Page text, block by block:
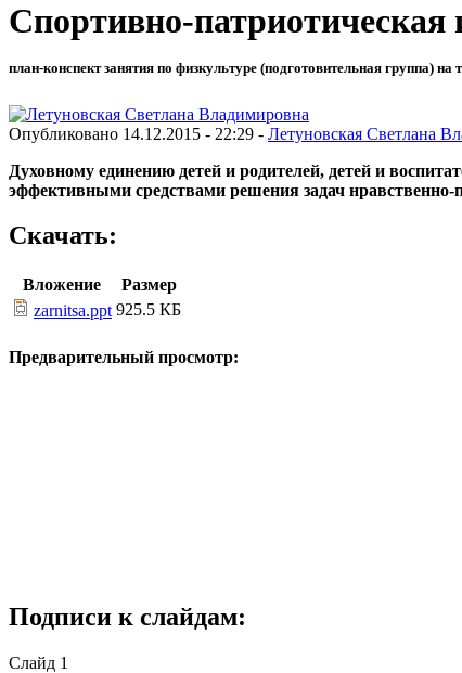
Спортивно-
план-конспект занятия по физкультуре (подготовительная группа) на
Опубликовано 14.12.2015 - 22:29 - Летуновская Светлана
Духовному единению детей и родителей, детей и
эффективными средствами решения задач
Скачать:
Вложение
Размер
zarnitsa.ppt 925.5 КБ
Предварительный просмотр:
Подписи к слайдам:
Слайд 1